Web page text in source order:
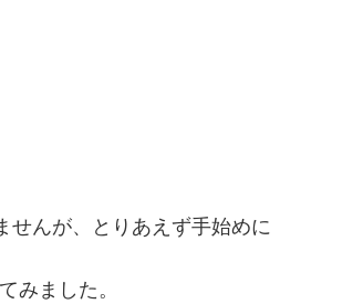
せんが、とりあえず手始めに
みました。